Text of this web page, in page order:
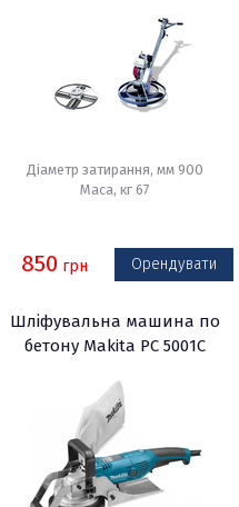
Діаметр затирання, мм 900
Маса, кг 67
850 грн Орендувати
Шліфувальна машина по
бетону Makita PC 5001C